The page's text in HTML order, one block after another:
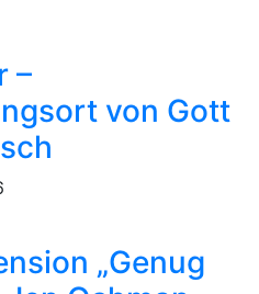
–
von Gott
„Genug